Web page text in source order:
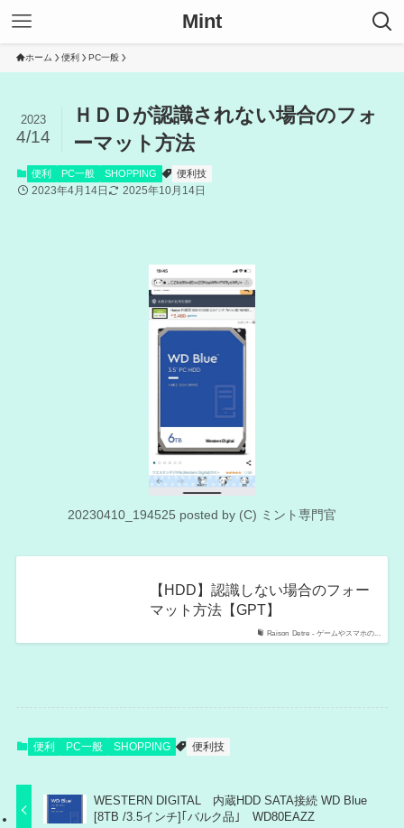
Mint
ホーム 便利 PC一般
ＨＤＤが認識されない場合のフォ
ーマット方法
2023
4/14
便利 PC一般 SHOPPING 便利技
2023年4月14日 2025年10月14日
20230410_194525 posted by (C) ミント専門官
Raison Detre - ゲームやスマホの...
【HDD】認識しない場合のフォー
マット方法【GPT】
便利 PC一般 SHOPPING 便利技
WESTERN DIGITAL 内蔵HDD SATA接続 WD Blue
[8TB /3.5インチ]｢バルク品｣ WD80EAZZ